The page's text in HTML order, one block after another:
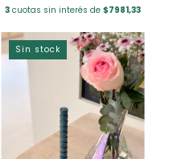
3 cuotas sin interés de $7981,33
Sin stock